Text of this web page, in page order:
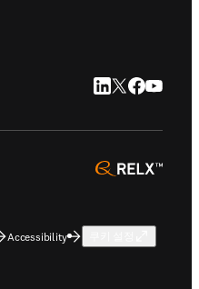
LinkedIn 새 탭/창
Twitter 새 탭/
Facebook
YouTube
opens
Accessibility